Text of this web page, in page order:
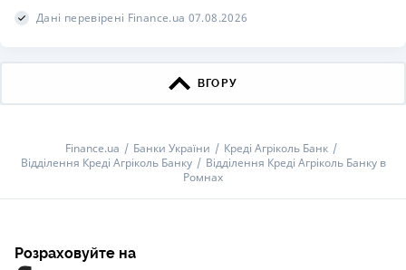
Дані перевірені Finance.ua 07.08.2026
ВГОРУ
Finance.ua Банки України
Креді Агріколь Банк
Відділення Креді Агріколь Банку
Відділення Креді Агріколь Банку в
Ромнах
Розраховуйте на